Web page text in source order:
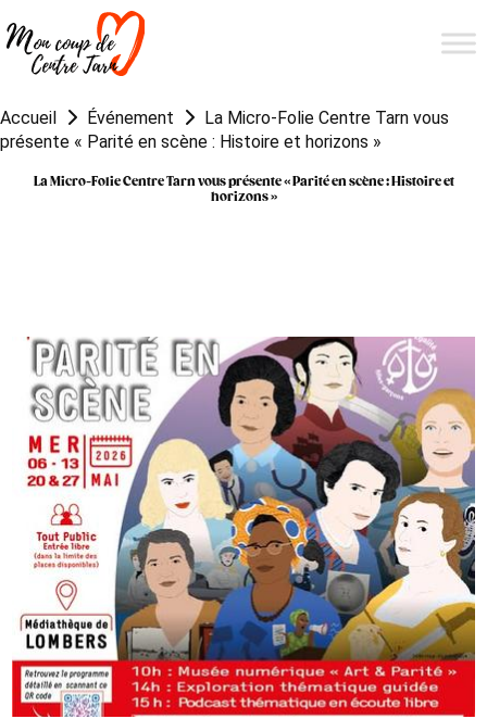
Accueil Événement
La Micro-Folie Centre Tarn vous
présente « Parité en scène : Histoire et horizons »
La Micro-Folie Centre Tarn vous présente « Parité en scène : Histoire et
horizons »